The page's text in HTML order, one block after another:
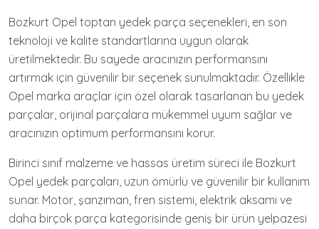
Bozkurt Opel toptan yedek parça seçenekleri, en son
teknoloji ve kalite standartlarına uygun olarak
üretilmektedir. Bu sayede aracınızın performansını
artırmak için güvenilir bir seçenek sunulmaktadır. Özellikle
Opel marka araçlar için özel olarak tasarlanan bu yedek
parçalar, orijinal parçalara mükemmel uyum sağlar ve
aracınızın optimum performansını korur.
Birinci sınıf malzeme ve hassas üretim süreci ile Bozkurt
Opel yedek parçaları, uzun ömürlü ve güvenilir bir kullanım
sunar. Motor, şanzıman, fren sistemi, elektrik aksamı ve
daha birçok parça kategorisinde geniş bir ürün yelpazesi